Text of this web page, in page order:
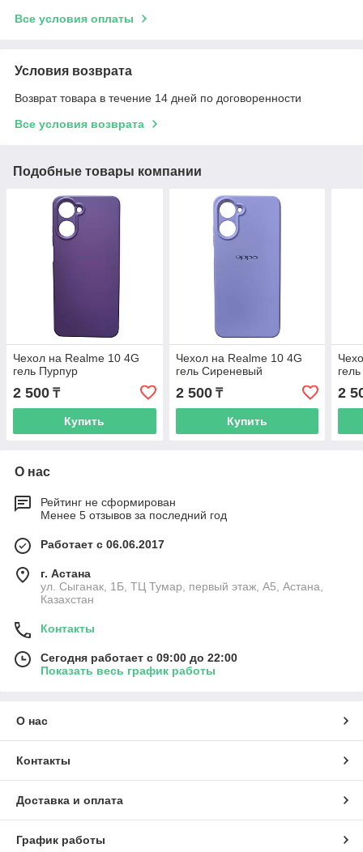
Все условия оплаты
Условия возврата
Возврат товара в течение 14 дней по договоренности
Все условия возврата
Подобные товары компании
Чехол на Realme 10 4G
гель Пурпур
2 500 ₸
Купить
Чехол на Realme 10 4G
гель Сиреневый
2 500₸
Купить
2
О нас
Рейтинг не сформирован
Менее 5 отзывов за последний год
Работает с 06.06.2017
г. Астана
ул. Сыганак, 1Б, ТЦ Тумар, первый этаж, А5, Астана,
Казахстан
Контакты
Сегодня работает с 09:00 до 22:00
Показать весь график работы
О нас
Контакты
Доставка и оплата
График работы